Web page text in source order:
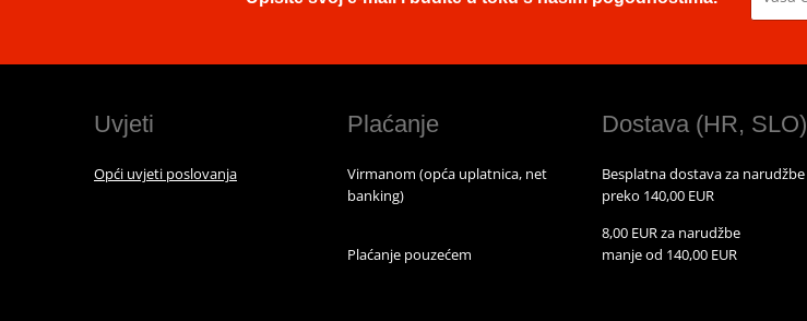
Uvjeti
Opći uvjeti poslovanja
Plaćanje
Virmanom (opća uplatnica, net
banking)
Plaćanje pouzećem
Dostava (HR, SLO)
Besplatna dostava za narudžbe
preko 140,00 EUR
8,00 EUR za narudžbe
manje od 140,00 EUR